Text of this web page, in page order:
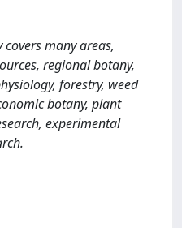
covers many areas,
regional botany,
forestry, weed
botany, plant
experimental